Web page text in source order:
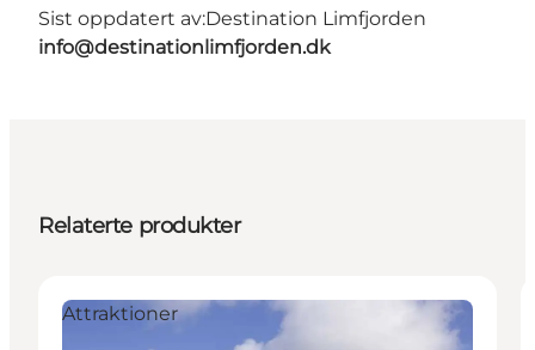
Sist oppdatert av:Destination Limfjorden
info@destinationlimfjorden.dk
Relaterte produkter
Attraktioner